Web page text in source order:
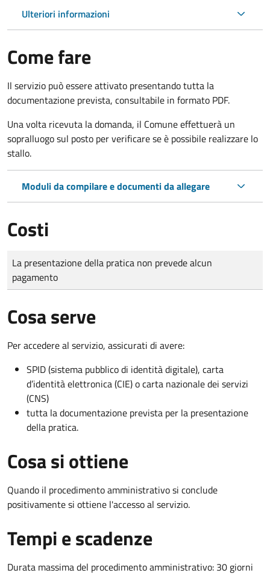
Ulteriori informazioni
Come fare
Il servizio può essere attivato presentando tutta la
documentazione prevista, consultabile in formato PDF.
Una volta ricevuta la domanda, il Comune effettuerà un
sopralluogo sul posto per verificare se è possibile realizzare lo
stallo.
Moduli da compilare e documenti da allegare
Costi
Tipo di pagamento
Importo
La presentazione della pratica non prevede alcun
pagamento
Cosa serve
Per accedere al servizio, assicurati di avere:
SPID (sistema pubblico di identità digitale), carta
d’identità elettronica (CIE) o carta nazionale dei servizi
(CNS)
tutta la documentazione prevista per la presentazione
della pratica.
Cosa si ottiene
Quando il procedimento amministrativo si conclude
positivamente si ottiene l'accesso al servizio.
Tempi e scadenze
Durata massima del procedimento amministrativo: 30 giorni